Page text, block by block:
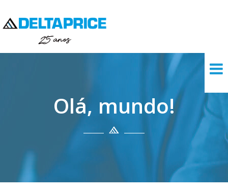
Olá, mundo!